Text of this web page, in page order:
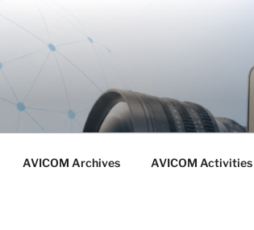
AVICOM Archives AVICOM